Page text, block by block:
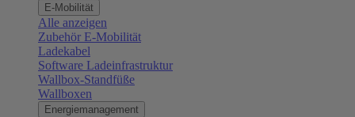
E-Mobilität
Alle anzeigen
Zubehör E-Mobilität
Ladekabel
Software Ladeinfrastruktur
Wallbox-Standfüße
Wallboxen
Energiemanagement